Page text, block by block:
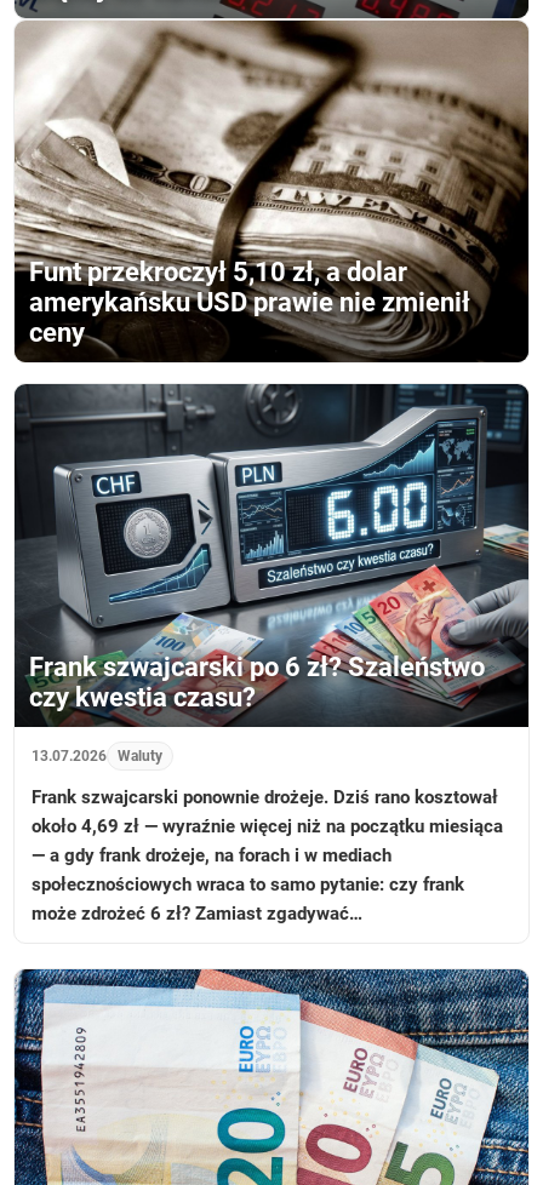
Funt przekroczył 5,10 zł, a dolar
amerykańsku USD prawie nie zmienił
ceny
Frank szwajcarski po 6 zł? Szaleństwo
czy kwestia czasu?
13.07.2026 Waluty
Frank szwajcarski ponownie drożeje. Dziś rano kosztował
około 4,69 zł — wyraźnie więcej niż na początku miesiąca
— a gdy frank drożeje, na forach i w mediach
społecznościowych wraca to samo pytanie: czy frank
może zdrożeć 6 zł? Zamiast zgadywać…